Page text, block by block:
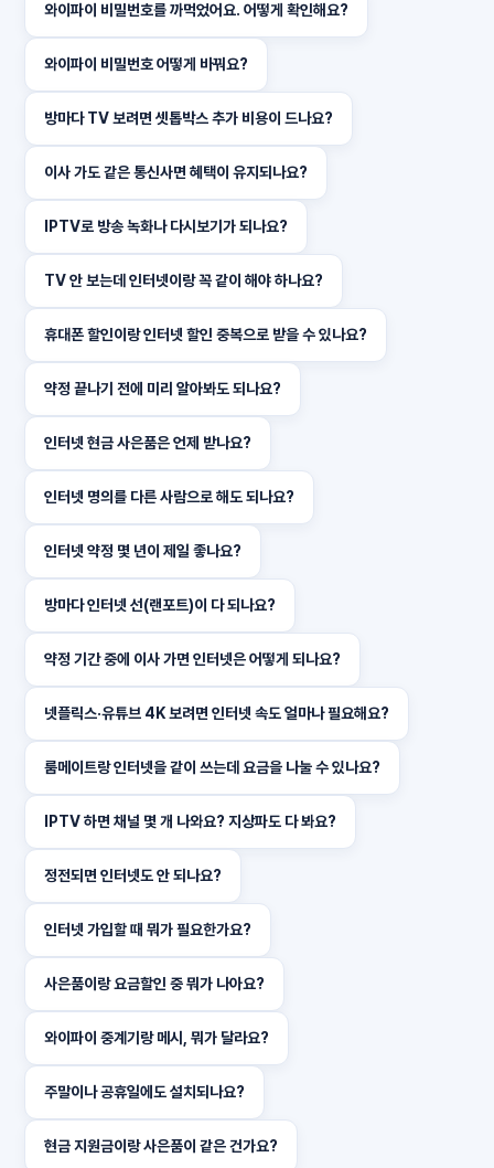
와이파이 비밀번호를 까먹었어요. 어떻게 확인해요?
와이파이 비밀번호 어떻게 바꿔요?
방마다 TV 보려면 셋톱박스 추가 비용이 드나요?
이사 가도 같은 통신사면 혜택이 유지되나요?
IPTV로 방송 녹화나 다시보기가 되나요?
TV 안 보는데 인터넷이랑 꼭 같이 해야 하나요?
휴대폰 할인이랑 인터넷 할인 중복으로 받을 수 있나요?
약정 끝나기 전에 미리 알아봐도 되나요?
인터넷 현금 사은품은 언제 받나요?
인터넷 명의를 다른 사람으로 해도 되나요?
인터넷 약정 몇 년이 제일 좋나요?
방마다 인터넷 선(랜포트)이 다 되나요?
약정 기간 중에 이사 가면 인터넷은 어떻게 되나요?
넷플릭스·유튜브 4K 보려면 인터넷 속도 얼마나 필요해요?
룸메이트랑 인터넷을 같이 쓰는데 요금을 나눌 수 있나요?
IPTV 하면 채널 몇 개 나와요? 지상파도 다 봐요?
정전되면 인터넷도 안 되나요?
인터넷 가입할 때 뭐가 필요한가요?
사은품이랑 요금할인 중 뭐가 나아요?
와이파이 중계기랑 메시, 뭐가 달라요?
주말이나 공휴일에도 설치되나요?
현금 지원금이랑 사은품이 같은 건가요?